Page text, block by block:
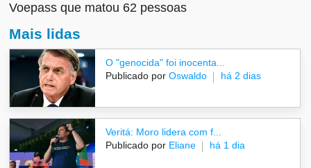
Voepass que matou 62 pessoas
Mais lidas
O "genocida" foi inocenta...
Publicado por Oswaldo há 2 dias
Veritá: Moro lidera com f...
Publicado por Eliane há 1 dia